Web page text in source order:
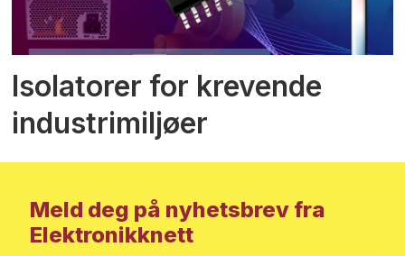
Isolatorer for krevende
industrimiljøer
Meld deg på nyhetsbrev fra
Elektronikknett